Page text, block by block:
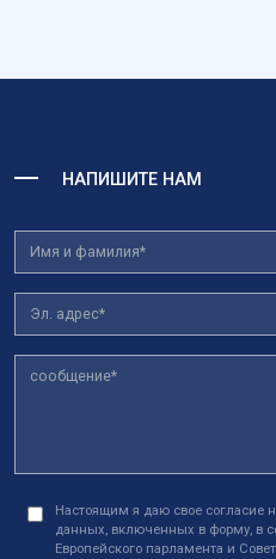
НАПИШИТЕ НАМ
Настоящим я даю свое согласие
данных, включенных в форму, в
Европейского парламента и